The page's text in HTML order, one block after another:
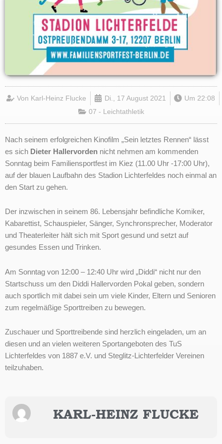
Von Karl-Heinz Flucke Di., 17 August 2021 Um 22:08
07 - Leichtathletik
Nach seinem erfolgreichen Kinofilm „Sein letztes Rennen“ lässt
es sich Dieter Hallervorden nicht nehmen am kommenden
Sonntag beim Familiensportfest im Kiez (11.00 Uhr -17:00 Uhr),
auf der blauen Laufbahn des Stadion Lichterfeldes noch einmal an
den Start zu gehen.
Der inzwischen in seinem 86. Lebensjahr befindliche Komiker,
Kabarettist, Schauspieler, Sänger, Synchronsprecher, Moderator
und Theaterleiter hält sich mit Sport gesund und setzt auf
gesundes Essen und Trinken.
Am Sonntag von 12:00 – 12:40 Uhr wird „Diddi“ nicht nur den
Startschuss um den Diddi Hallervorden Pokal geben, sondern
auch sportlich mit dabei sein um viele Kinder, Eltern und Senioren
zum regelmäßige Sporttreiben zu bewegen.
Zuschauer und Sporttreibende sind herzlich eingeladen, um an
diesen und an vielen weiteren Sportangeboten des TuS
Lichterfeldes von 1887 e.V. und Steglitz-Lichterfelder Vereinen
teilzuhaben.
KARL-HEINZ FLUCKE